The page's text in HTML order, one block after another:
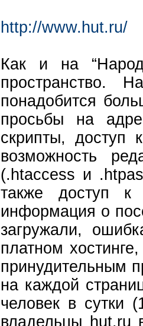
http://www.hut.ru/
Как и на
пространство.
понадобится
просьбы на
скрипты, доступ
возможность
(.htaccess и
также доступ
информация о
загружали,
платном
принудительным
на каждой
человек в сутки
владельцы hut.ru